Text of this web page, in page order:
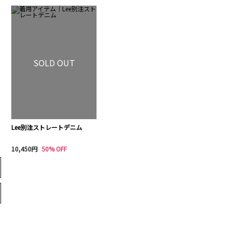
SOLD OUT
Lee別注ストレートデニム
10,450円 50% OFF